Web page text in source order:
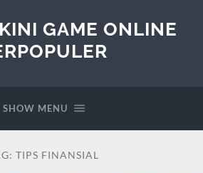
GAME ONLINE
SHOW MENU
TIPS FINANSIAL